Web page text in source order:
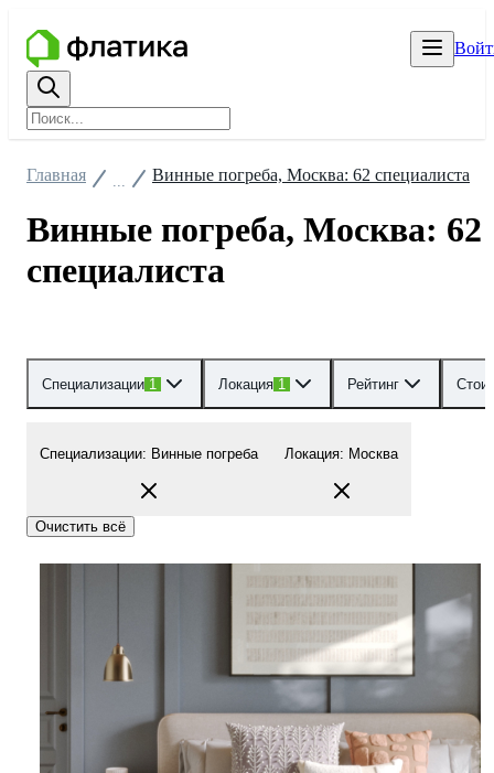
Главная Винные погреба, Москва: 62 специалиста
Винные погреба, Москва: 62
специалиста
Специализации 1 Локация 1 Рейтинг
Специализации: Винные погреба Локация: Москва
Очистить всё